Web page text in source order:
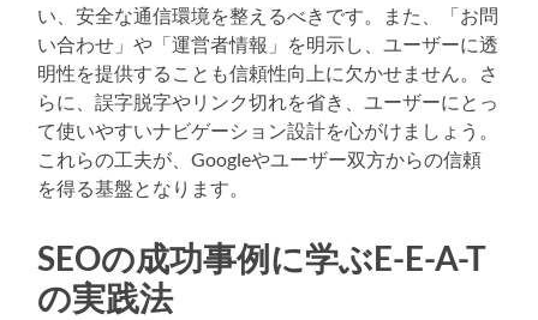
い、安全な通信環境を整えるべきです。また、「お問
い合わせ」や「運営者情報」を明示し、ユーザーに透
明性を提供することも信頼性向上に欠かせません。さ
らに、誤字脱字やリンク切れを省き、ユーザーにとっ
て使いやすいナビゲーション設計を心がけましょう。
これらの工夫が、Googleやユーザー双方からの信頼
を得る基盤となります。
SEOの成功事例に学ぶE-E-A-T
の実践法